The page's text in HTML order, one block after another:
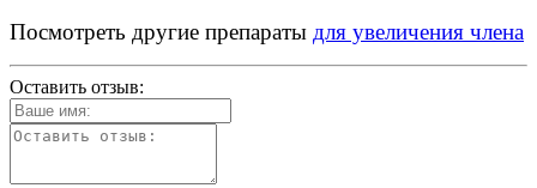
Посмотреть другие препараты для увеличения члена
Оставить отзыв: